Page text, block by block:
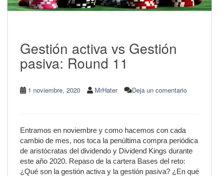
Gestión activa vs Gestión
pasiva: Round 11
1 noviembre, 2020 MrHater Deja un comentario
Entramos en noviembre y como hacemos con cada
cambio de mes, nos toca la penúltima compra periódica
de aristócratas del dividendo y Dividend Kings durante
este año 2020. Repaso de la cartera Bases del reto:
¿Qué son la gestión activa y la gestión pasiva? ¿En qué